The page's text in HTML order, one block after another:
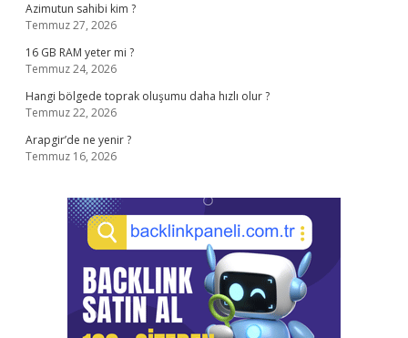
Azimutun sahibi kim ?
Temmuz 27, 2026
16 GB RAM yeter mi ?
Temmuz 24, 2026
Hangi bölgede toprak oluşumu daha hızlı olur ?
Temmuz 22, 2026
Arapgir’de ne yenir ?
Temmuz 16, 2026